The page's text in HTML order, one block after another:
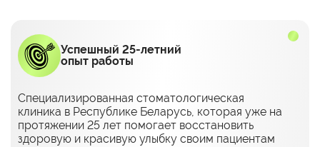
Успешный 25-летний
опыт работы
Специализированная стоматологическая
клиника в Республике Беларусь, которая уже на
протяжении 25 лет помогает восстановить
здоровую и красивую улыбку своим пациентам